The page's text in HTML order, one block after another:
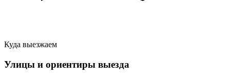
Куда выезжаем
Улицы и ориентиры выезда